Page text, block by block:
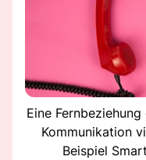
Eine
Kommunikation
Beispiel